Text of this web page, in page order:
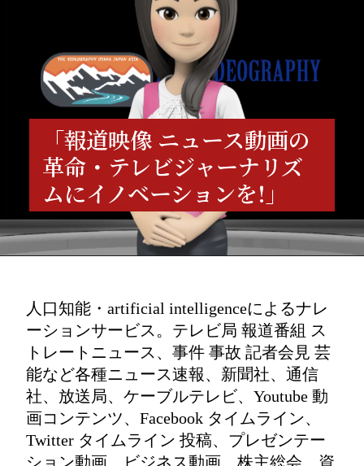
「報道映像 ニュース動画の
革命・テレビジャーナリズ
ムにイノベーションを!」
人口知能・artificial intelligenceによるナレ
ーションサービス。テレビ局 報道番組 ス
トレートニュース、事件 事故 記者会見 芸
能など各種ニュース速報、新聞社、通信
社、放送局、ケーブルテレビ、Youtube 動
画コンテンツ、Facebook タイムライン、
Twitter タイムライン 投稿、プレゼンテー
ション動画、ビジネス動画、株主総会、資